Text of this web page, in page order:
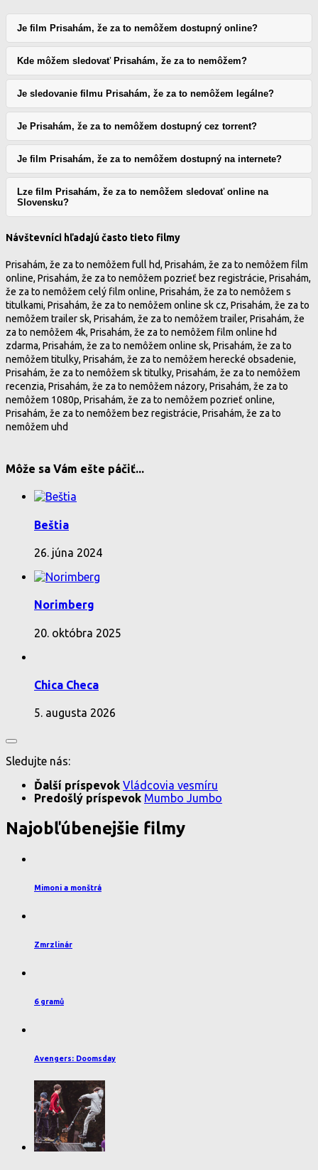
Je film Prisahám, že za to nemôžem dostupný online?
Kde môžem sledovať Prisahám, že za to nemôžem?
Je sledovanie filmu Prisahám, že za to nemôžem legálne?
Je Prisahám, že za to nemôžem dostupný cez torrent?
Je film Prisahám, že za to nemôžem dostupný na internete?
Lze film Prisahám, že za to nemôžem sledovať online na
Slovensku?
Návštevníci hľadajú často tieto filmy
Prisahám, že za to nemôžem full hd, Prisahám, že za to nemôžem film
online, Prisahám, že za to nemôžem pozrieť bez registrácie, Prisahám,
že za to nemôžem celý film online, Prisahám, že za to nemôžem s
titulkami, Prisahám, že za to nemôžem online sk cz, Prisahám, že za to
nemôžem trailer sk, Prisahám, že za to nemôžem trailer, Prisahám, že
za to nemôžem 4k, Prisahám, že za to nemôžem film online hd
zdarma, Prisahám, že za to nemôžem online sk, Prisahám, že za to
nemôžem titulky, Prisahám, že za to nemôžem herecké obsadenie,
Prisahám, že za to nemôžem sk titulky, Prisahám, že za to nemôžem
recenzia, Prisahám, že za to nemôžem názory, Prisahám, že za to
nemôžem 1080p, Prisahám, že za to nemôžem pozrieť online,
Prisahám, že za to nemôžem bez registrácie, Prisahám, že za to
nemôžem uhd
Môže sa Vám ešte páčiť...
Beštia
26. júna 2024
Norimberg
20. októbra 2025
Chica Checa
5. augusta 2026
Sledujte nás:
Ďalší príspevok Vládcovia vesmíru
Predošlý príspevok Mumbo Jumbo
Najobľúbenejšie filmy
Mimoni a monštrá
Zmrzlinár
6 gramů
Avengers: Doomsday